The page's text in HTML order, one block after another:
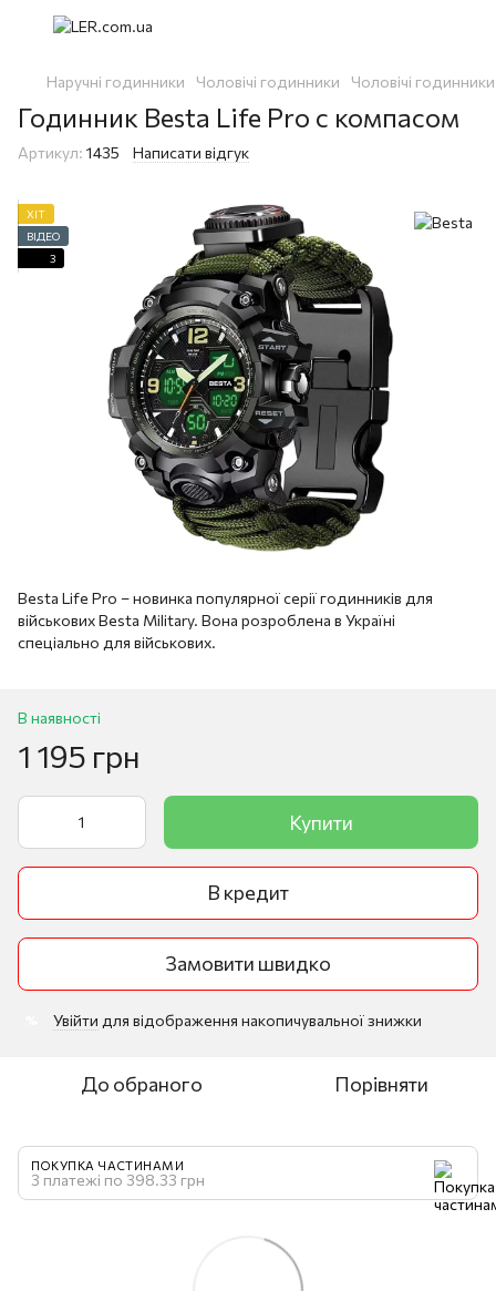
Наручні годинники Чоловічі годинники Чоловічі
Годинник Besta Life Pro с компасом
Артикул: 1435 Написати відгук
ХІТ
ВІДЕО
3
Besta Life Pro – новинка популярної серії годинників для
військових Besta Military. Вона розроблена в Україні
спеціально для військових.
В наявності
1 195 грн
Купити
В кредит
Замовити швидко
Увійти для відображення накопичувальної знижки
До обраного Порівняти
ПОКУПКА ЧАСТИНАМИ
3 платежі по 398.33 грн